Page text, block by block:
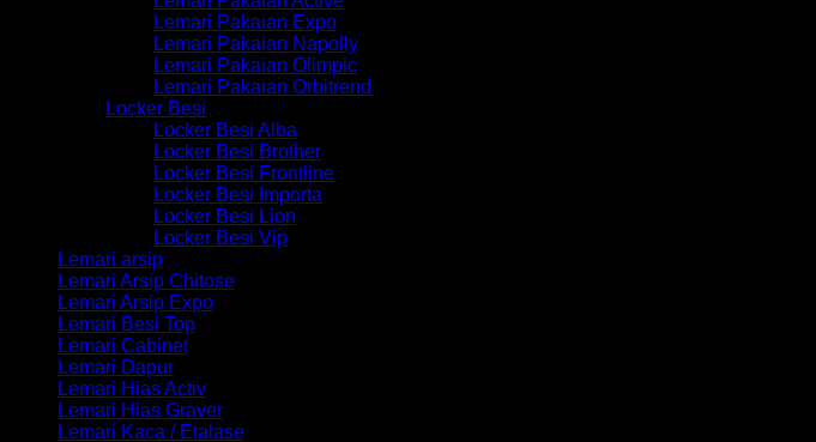
Lemari Pakaian Expo
Lemari Pakaian Napolly
Lemari Pakaian Olimpic
Lemari Pakaian Orbitrend
Locker Besi
Locker Besi Alba
Locker Besi Brother
Locker Besi Frontline
Locker Besi Importa
Locker Besi Lion
Locker Besi Vip
Lemari arsip
Lemari Arsip Chitose
Lemari Arsip Expo
Lemari Besi Top
Lemari Cabinet
Lemari Dapur
Lemari Hias Activ
Lemari Hias Graver
Lemari Kaca / Etalase